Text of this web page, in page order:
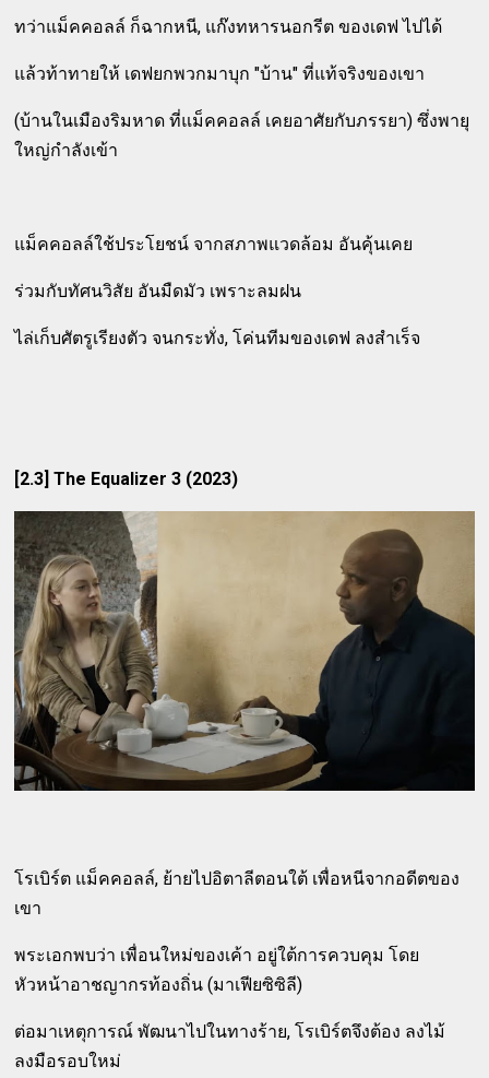
ทว่าแม็คคอลล์ ก็ฉากหนี, แก๊งทหารนอกรีต ของเดฟ ไปได้
แล้วท้าทายให้ เดฟยกพวกมาบุก "บ้าน" ที่แท้จริงของเขา
(บ้านในเมืองริมหาด ที่แม็คคอลล์ เคยอาศัยกับภรรยา) ซึ่งพายุ
ใหญ่กำลังเข้า
แม็คคอลล์ใช้ประโยชน์ จากสภาพแวดล้อม อันคุ้นเคย
ร่วมกับทัศนวิสัย อันมืดมัว เพราะลมฝน
ไล่เก็บศัตรูเรียงตัว จนกระทั่ง, โค่นทีมของเดฟ ลงสำเร็จ
[2.3] The Equalizer 3 (2023)
โรเบิร์ต แม็คคอลล์, ย้ายไปอิตาลีตอนใต้ เพื่อหนีจากอดีตของ
เขา
พระเอกพบว่า เพื่อนใหม่ของเค้า อยู่ใต้การควบคุม โดย
หัวหน้าอาชญากรท้องถิ่น (มาเฟียซิซิลี)
ต่อมาเหตุการณ์ พัฒนาไปในทางร้าย, โรเบิร์ตจึงต้อง ลงไม้
ลงมือรอบใหม่